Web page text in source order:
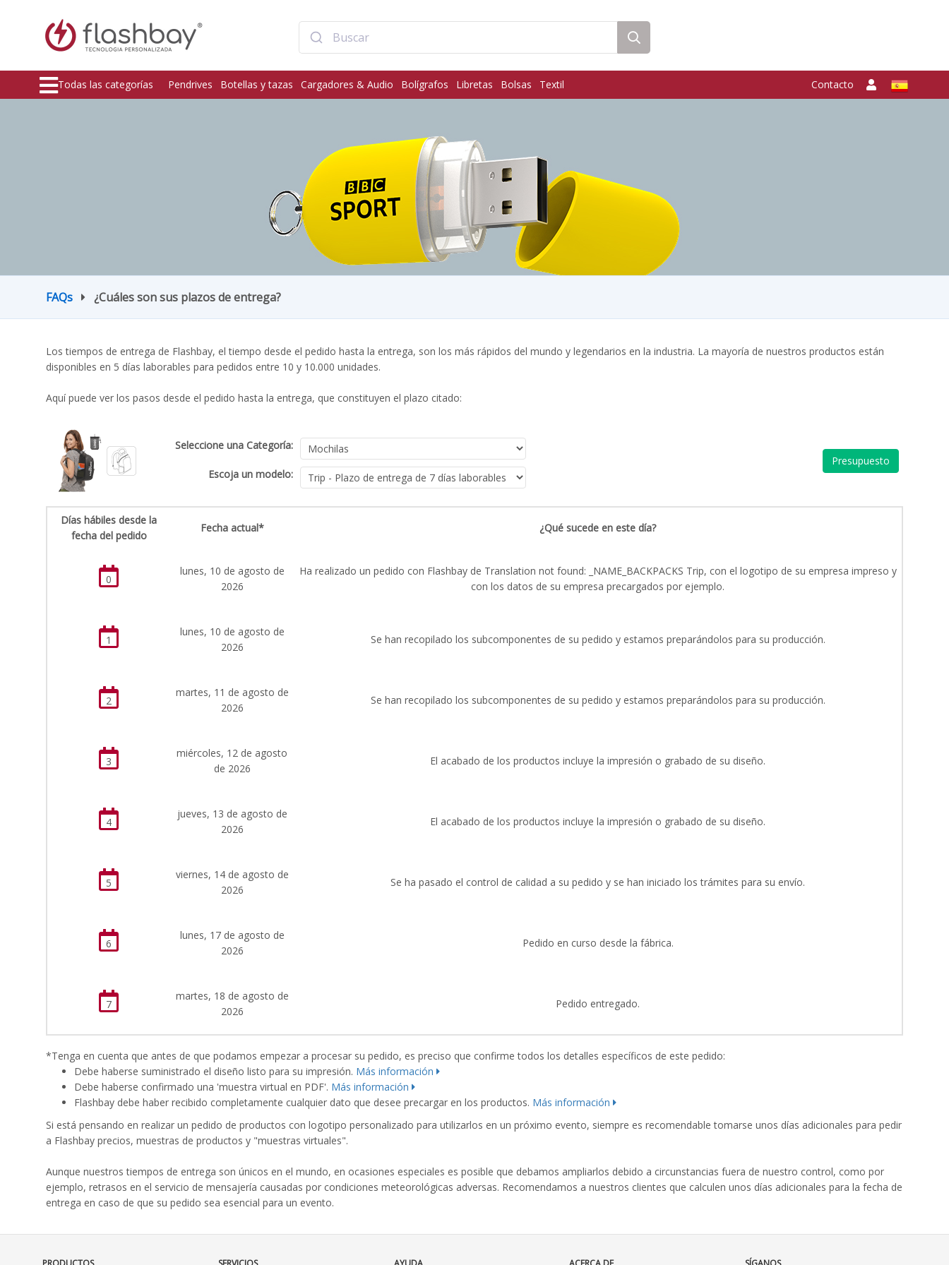
Todas las categorías Pendrives Botellas y tazas Cargadores & Audio Bolígrafos Libretas Bolsas Textil Contacto
FAQs ¿Cuáles son sus plazos de entrega?
Los tiempos de entrega de Flashbay, el tiempo desde el pedido hasta la entrega, son los más rápidos del mundo y legendarios en la industria. La mayoría de nuestros productos están
disponibles en 5 días laborables para pedidos entre 10 y 10.000 unidades.
Aquí puede ver los pasos desde el pedido hasta la entrega, que constituyen el plazo citado:
Seleccione una Categoría:
Escoja un modelo:
Presupuesto
Días hábiles desde la
fecha del pedido
Fecha actual* ¿Qué sucede en este día?
0
lunes, 10 de agosto de
2026
Ha realizado un pedido con Flashbay de Translation not found: _NAME_BACKPACKS Trip, con el logotipo de su empresa impreso y
con los datos de su empresa precargados por ejemplo.
1
lunes, 10 de agosto de
2026
Se han recopilado los subcomponentes de su pedido y estamos preparándolos para su producción.
2
martes, 11 de agosto de
2026
Se han recopilado los subcomponentes de su pedido y estamos preparándolos para su producción.
3
miércoles, 12 de agosto
de 2026
El acabado de los productos incluye la impresión o grabado de su diseño.
4
jueves, 13 de agosto de
2026
El acabado de los productos incluye la impresión o grabado de su diseño.
5
viernes, 14 de agosto de
2026
Se ha pasado el control de calidad a su pedido y se han iniciado los trámites para su envío.
6
lunes, 17 de agosto de
2026
Pedido en curso desde la fábrica.
7
martes, 18 de agosto de
2026
Pedido entregado.
*Tenga en cuenta que antes de que podamos empezar a procesar su pedido, es preciso que confirme todos los detalles específicos de este pedido:
Debe haberse suministrado el diseño listo para su impresión. Más información
Debe haberse confirmado una 'muestra virtual en PDF'. Más información
Flashbay debe haber recibido completamente cualquier dato que desee precargar en los productos. Más información
Si está pensando en realizar un pedido de productos con logotipo personalizado para utilizarlos en un próximo evento, siempre es recomendable tomarse unos días adicionales para pedir
a Flashbay precios, muestras de productos y "muestras virtuales".
Aunque nuestros tiempos de entrega son únicos en el mundo, en ocasiones especiales es posible que debamos ampliarlos debido a circunstancias fuera de nuestro control, como por
ejemplo, retrasos en el servicio de mensajería causadas por condiciones meteorológicas adversas. Recomendamos a nuestros clientes que calculen unos días adicionales para la fecha de
entrega en caso de que su pedido sea esencial para un evento.